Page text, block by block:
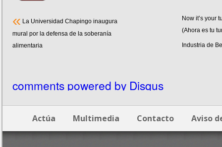
Now it’s your
(Ahora es tu
Industria de
« La Universidad Chapingo inaugura
mural por la defensa de la soberanía
alimentaria
comments powered by Disqus
Actúa Multimedia Contacto Aviso